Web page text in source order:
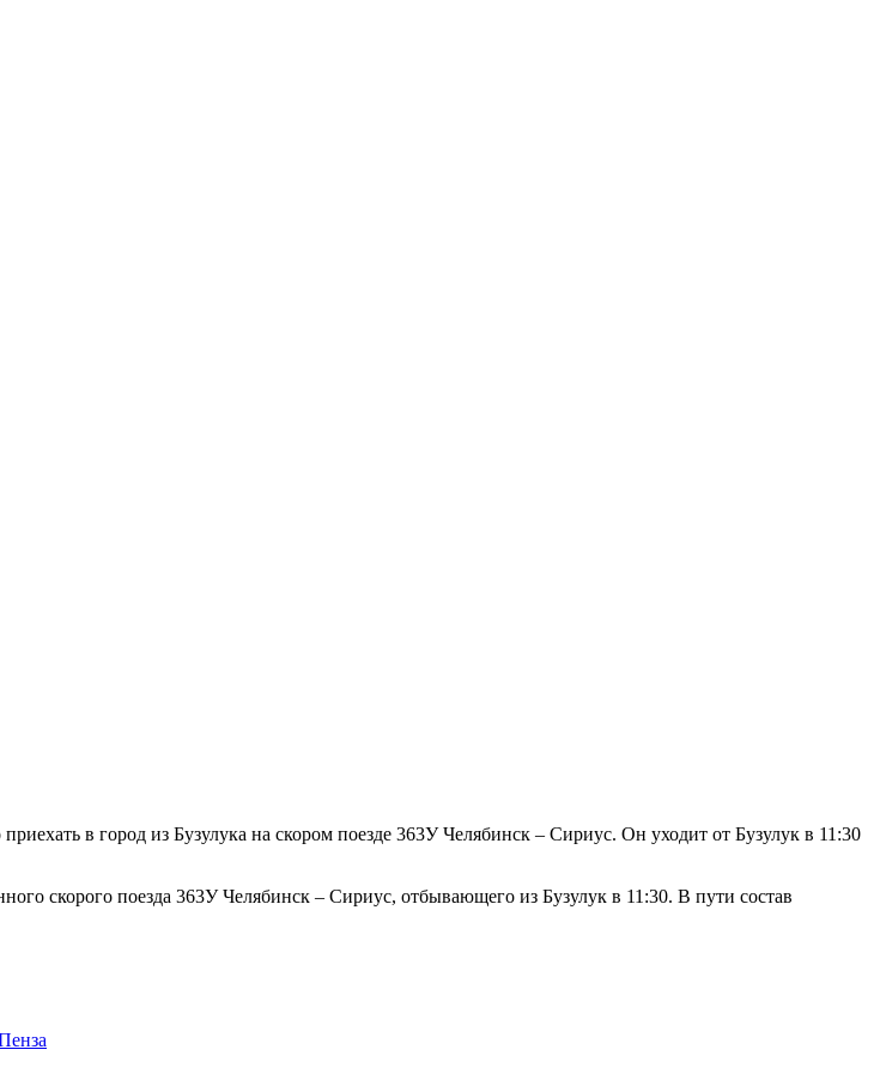
в город из Бузулука на скором поезде 363У Челябинск – Сириус. Он уходит от Бузулук в 11:30
скорого поезда 363У Челябинск – Сириус, отбывающего из Бузулук в 11:30. В пути состав